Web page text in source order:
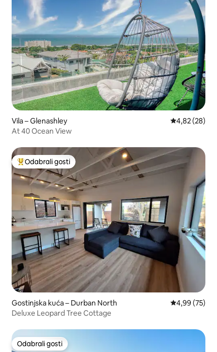
Vila – Glenashley Prosječna
4,82 (28)
At 40 Ocean View
Među najviše rangiranima s oznakom „Odabrali gosti”
Odabrali gosti
Gostinjska kuća – Durban North Prosječna
4,99 (75)
Deluxe Leopard Tree Cottage
Odabrali gosti
Odabrali gosti